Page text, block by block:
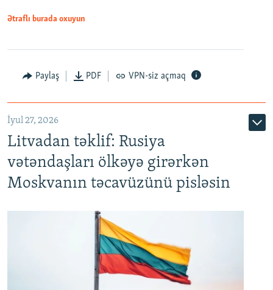
Ətraflı burada oxuyun
Paylaş PDF VPN-siz açmaq
İyul 27, 2026
Litvadan təklif: Rusiya
vətəndaşları ölkəyə girərkən
Moskvanın təcavüzünü pisləsin